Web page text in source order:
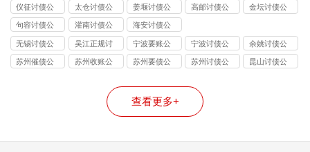
司
司
司
司
司
仪征讨债公
司
太仓讨债公
司
姜堰讨债公
司
高邮讨债公
金坛讨债公
句容讨债公
司
灌南讨债公
司
海安讨债公
司
无锡讨债公
司
吴江正规讨
债公司
宁波要账公
司
宁波讨债公
司
余姚讨债公
司
苏州催债公
苏州收账公
苏州要债公
苏州讨债公
昆山讨债公
查看更多+